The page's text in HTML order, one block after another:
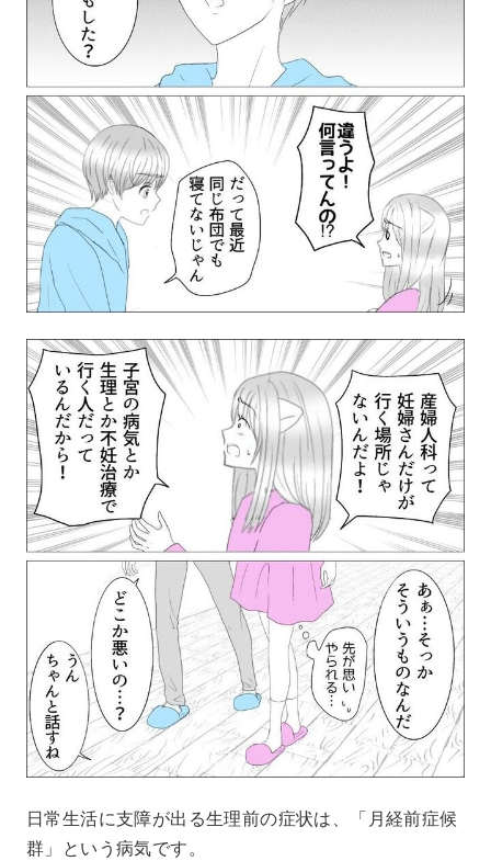
日常生活に支障が出る生理前の症状は、「月経前症候
群」という病気です。